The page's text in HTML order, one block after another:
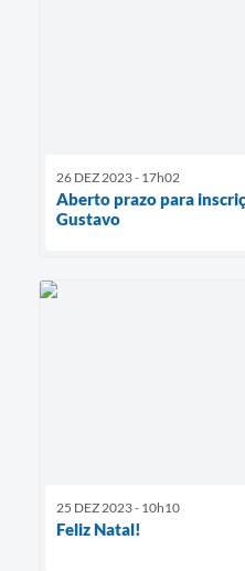
26 DEZ 2023 - 17h02
Aberto prazo para
Gustavo
25 DEZ 2023 - 10h10
Feliz Natal!